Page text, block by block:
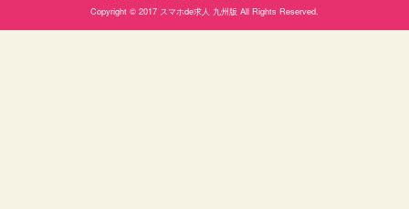
Copyright © 2017 スマホde求人 九州版 All Rights Reserved.